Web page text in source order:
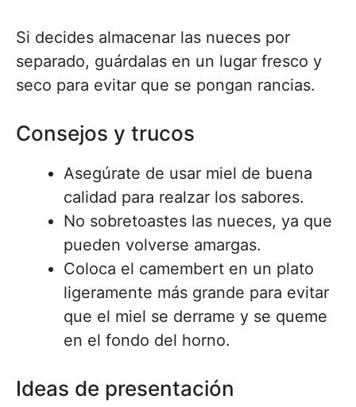
Si decides almacenar las nueces por
separado, guárdalas en un lugar fresco y
seco para evitar que se pongan rancias.
Consejos y trucos
Asegúrate de usar miel de buena
calidad para realzar los sabores.
No sobretoastes las nueces, ya que
pueden volverse amargas.
Coloca el camembert en un plato
ligeramente más grande para evitar
que el miel se derrame y se queme
en el fondo del horno.
Ideas de presentación